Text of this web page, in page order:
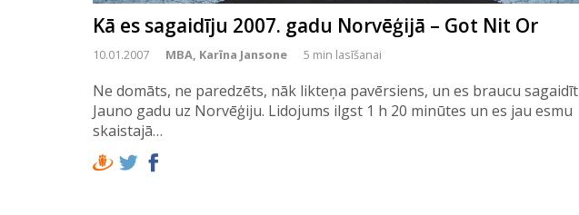
Kā es sagaidīju 2007. gadu Norvēģijā – Got Nit Or
10.01.2007 MBA, Karīna Jansone 5 min lasīšanai
Ne domāts, ne paredzēts, nāk likteņa pavērsiens, un es braucu sagaidīt
Jauno gadu uz Norvēģiju. Lidojums ilgst 1 h 20 minūtes un es jau esmu
skaistajā…